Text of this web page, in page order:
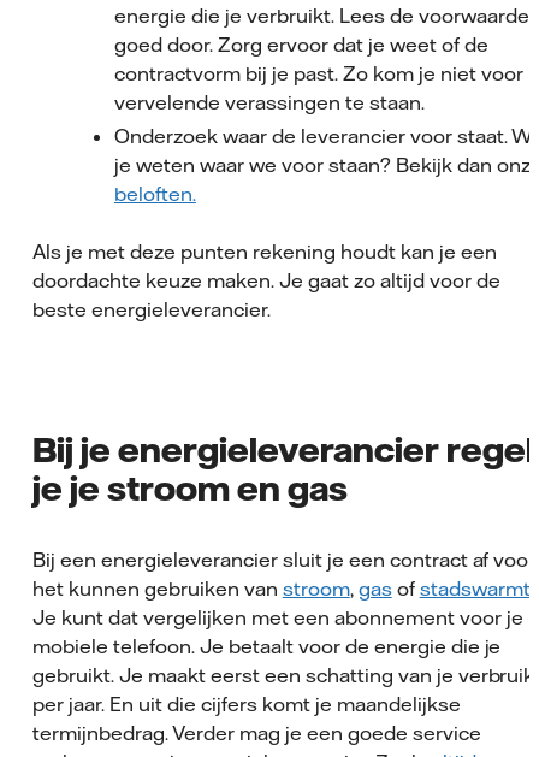
energie die je verbruikt. Lees de
goed door. Zorg ervoor dat je weet of de
contractvorm bij je past. Zo kom je niet voor
vervelende verassingen te staan.
Onderzoek waar de leverancier voor staat.
je weten waar we voor staan? Bekijk dan
beloften.
Als je met deze punten rekening houdt kan je een
doordachte keuze maken. Je gaat zo altijd voor de
beste energieleverancier.
Bij je energieleverancier regel
je je stroom en gas
Bij een energieleverancier sluit je een contract af voor
het kunnen gebruiken van stroom, gasof
Je kunt dat vergelijken met een abonnement voor je
mobiele telefoon. Je betaalt voor de energie die je
gebruikt. Je maakt eerst een schatting van je verbruik
per jaar. En uit die cijfers komt je maandelijkse
termijnbedrag. Verder mag je een goede service